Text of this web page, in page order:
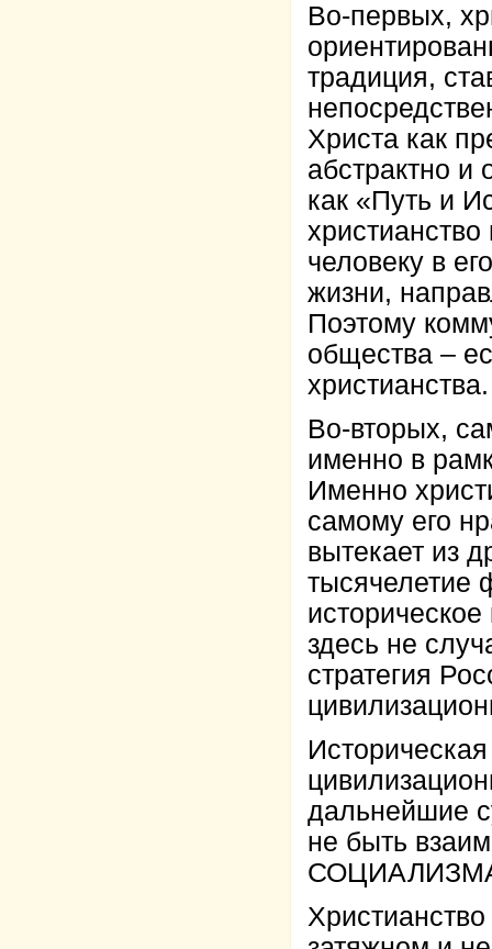
Во-первых,
традиция,
Христа как
абстрактно и
как «Путь и
человеку в
жизни,
Поэтому
общества –
христианства.
Во-вторых,
именно в
Именно
самому его
вытекает из
тысячелетие
здесь не
стратегия
дальнейшие
не быть